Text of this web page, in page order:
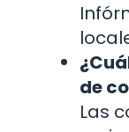
de
Las